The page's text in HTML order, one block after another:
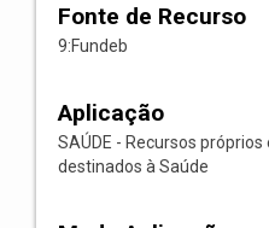
Fonte de Recurso
9:Fundeb
Aplicação
SAÚDE - Recursos
destinados à Saúde